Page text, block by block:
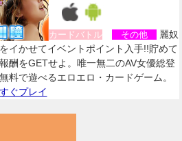
カードバトル その他
麗奴
イかせてイベントポイント入手!!貯めて
酬をGETせよ。唯一無二のAV女優総登
料で遊べるエロエロ・カードゲーム。
ぐプレイ